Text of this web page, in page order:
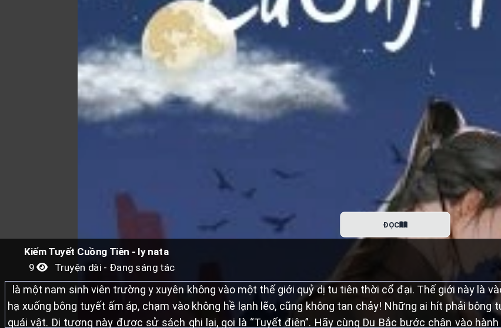
ĐỌC
Kiếm Tuyết Cuồng Tiên - ly nata
9
Truyện dài - Đang sáng tác
là một nam sinh viên trường y xuyên không vào một thế giới quỷ dị tu tiên thời cổ đại. Thế giới này là
hạ xuống bông tuyết ấm áp, chạm vào không hề lạnh lẽo, cũng không tan chảy! Những ai hít phải
quái vật. Dị tượng này được sử sách ghi lại, gọi là “Tuyết điên”. Hãy cùng Du Bắc bước chân vào